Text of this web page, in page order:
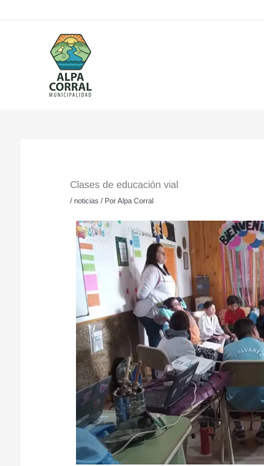
Clases de educación vial
/ noticias / PorAlpa Corral